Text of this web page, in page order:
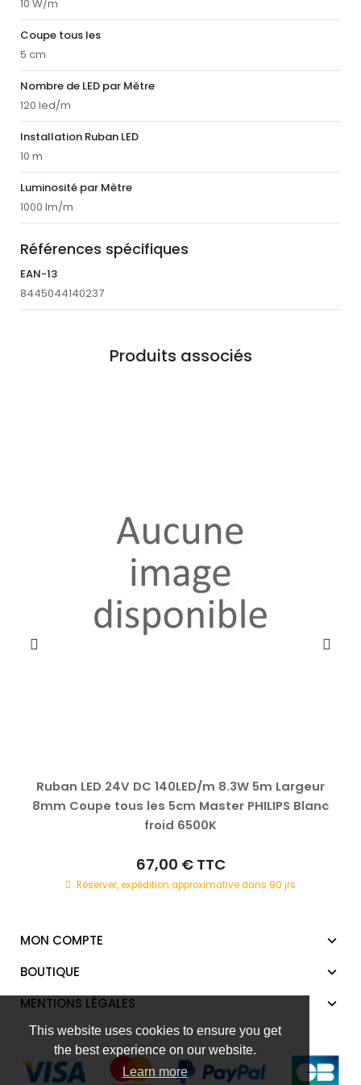
This website uses cookies to ensure you get
the best experience on our website.
Learn more
10 W/m
Coupe tous les
5 cm
Nombre de LED par Mètre
120 led/m
Installation Ruban LED
10 m
Luminosité par Mètre
1000 lm/m
Références spécifiques
EAN-13
8445044140237
Produits associés
Ruban LED 24V DC 140LED/m 8.3W 5m Largeur
8mm Coupe tous les 5cm Master PHILIPS Blanc
froid 6500K
67,00 € TTC
Réserver, expédition approximative dans 90 jrs
MON COMPTE
BOUTIQUE
MENTIONS LÉGALES